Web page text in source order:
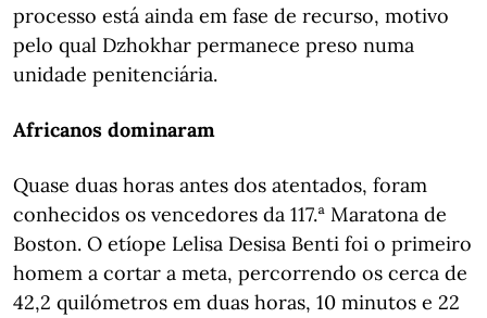
processo está ainda em fase de recurso, motivo
pelo qual Dzhokhar permanece preso numa
unidade penitenciária.
Africanos dominaram
Quase duas horas antes dos atentados, foram
conhecidos os vencedores da 117.ª Maratona de
Boston. O etíope Lelisa Desisa Benti foi o primeiro
homem a cortar a meta, percorrendo os cerca de
42,2 quilómetros em duas horas, 10 minutos e 22